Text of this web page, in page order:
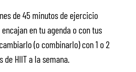
de 45 minutos de ejercicio
en tu agenda o con tus
(o combinarlo) con 1 o 2
de HIIT a la semana.